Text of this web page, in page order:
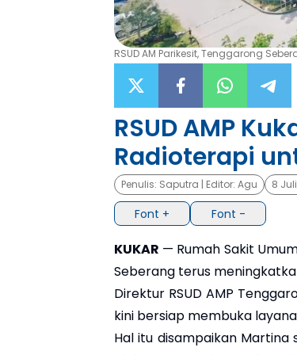
RSUD AM Parikesit, Tenggarong
RSUD AMP
Radioterapi
Penulis: Saputra | Editor: Agu 8
Font + Font -
KUKAR — Rumah Sakit
Seberang terus
Direktur RSUD AMP
kini bersiap membuka
Hal itu disampaikan